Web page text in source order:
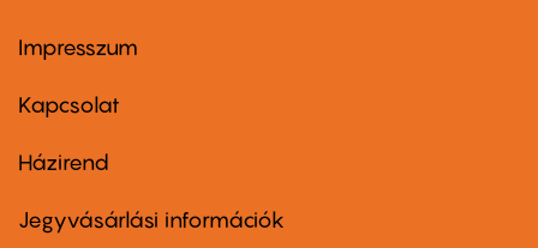
Footer
first
Impresszum
Kapcsolat
Footer
second
Házirend
Jegyvásárlási információk